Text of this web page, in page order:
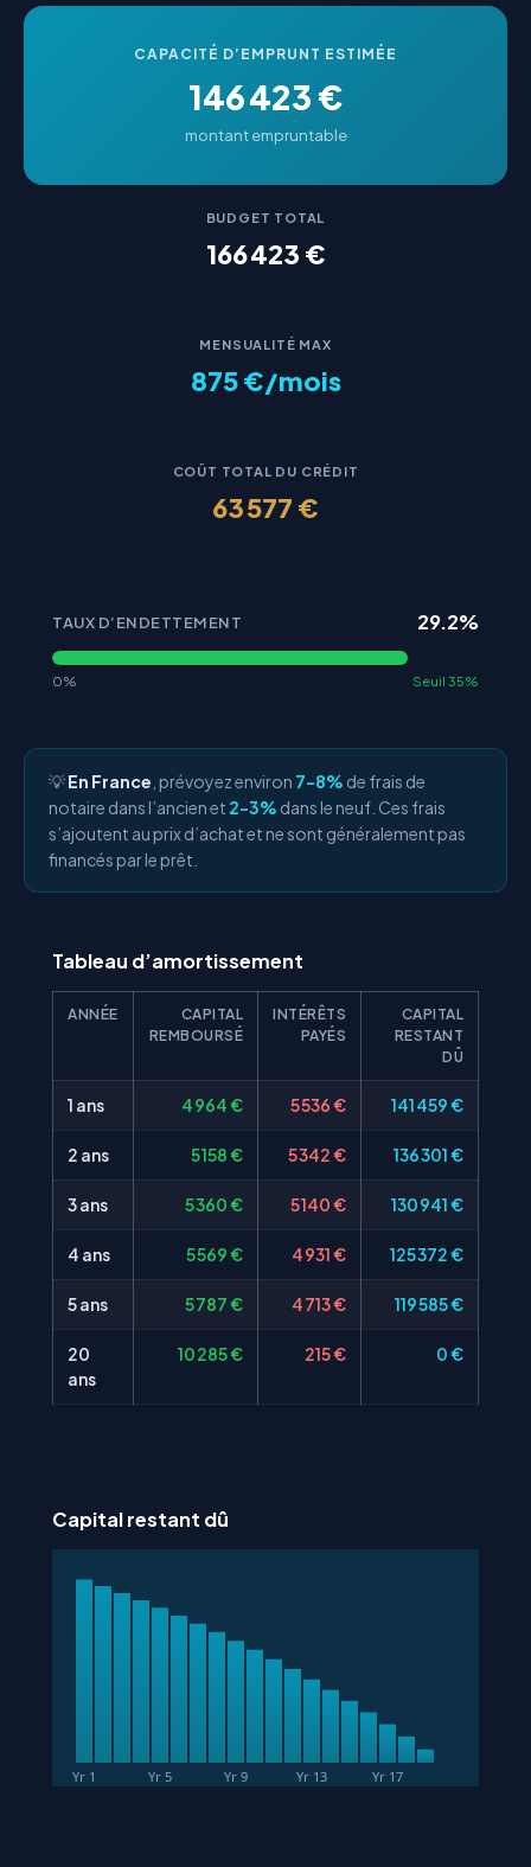
CAPACITÉ D’EMPRUNT ESTIMÉE
146 423 €
montant empruntable
BUDGET TOTAL
166 423 €
MENSUALITÉ MAX
875 €/mois
COÛT TOTAL DU CRÉDIT
63 577 €
TAUX D’ENDETTEMENT 29.2%
0% Seuil 35%
💡En France , prévoyez environ 7-8% de frais de
notaire dans l’ancien et 2-3% dans le neuf. Ces frais
s’ajoutent au prix d’achat et ne sont généralement pas
financés par le prêt.
Tableau d’amortissement
ANNÉE
CAPITAL
REMBOURSÉ
INTÉRÊTS
PAYÉS
CAPITAL
RESTANT
DÛ
1 ans 4 964 € 5 536 € 141 459 €
2 ans 5 158 € 5 342 € 136 301 €
3 ans 5 360 € 5 140 € 130 941 €
4 ans 5 569 € 4 931 € 125 372 €
5 ans 5 787 € 4 713 € 119 585 €
20
ans
10 285 € 215 € 0 €
Capital restant dû